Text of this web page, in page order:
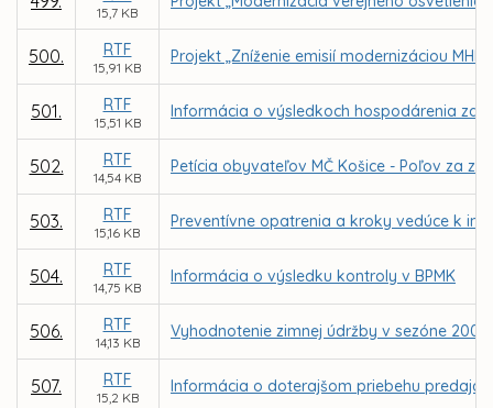
15,7 KB
500. RTF
15,91 KB
Projekt „Zníženie emisií modernizáciou MHD“
501. RTF
15,51 KB
Informácia o výsledkoch hospodárenia za
502. RTF
14,54 KB
Petícia obyvateľov MČ Košice - Poľov za
503. RTF
15,16 KB
Preventívne opatrenia a kroky vedúce k
504. RTF
14,75 KB
Informácia o výsledku kontroly v BPMK
506. RTF
14,13 KB
Vyhodnotenie zimnej údržby v sezóne
507. RTF
15,2 KB
Informácia o doterajšom priebehu predaja